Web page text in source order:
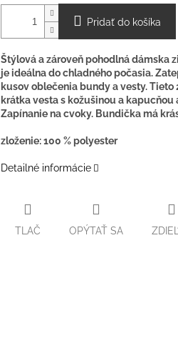
Pridať do košíka
Štýlová a zároveň pohodlná dámska
je ideálna do chladného počasia.
kusov oblečenia bundy a vesty.
krátka vesta s kožušinou a
Zapínanie na cvoky. Bundička má
zloženie: 100 % polyester
Detailné informácie
TLAČ OPÝTAŤ SA